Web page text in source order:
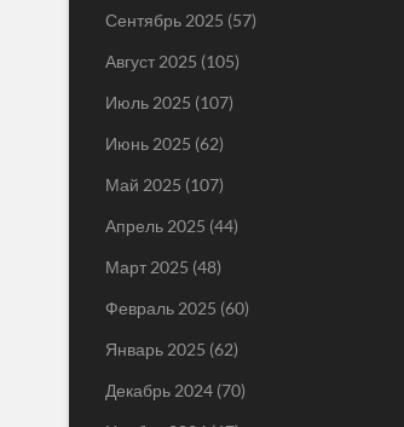
Сентябрь 2025 (57)
Август 2025 (105)
Июль 2025 (107)
Июнь 2025 (62)
Май 2025 (107)
Апрель 2025 (44)
Март 2025 (48)
Февраль 2025 (60)
Январь 2025 (62)
Декабрь 2024 (70)